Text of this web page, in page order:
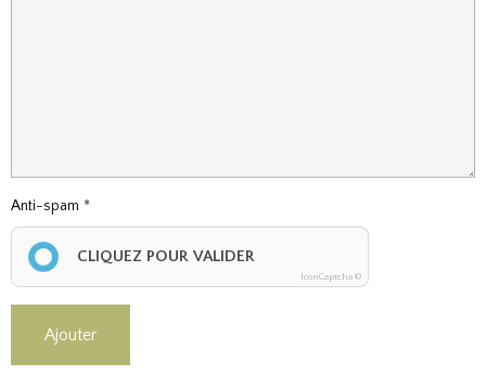
Anti-spam
CLIQUEZ POUR VALIDER
IconCaptcha ©
Ajouter